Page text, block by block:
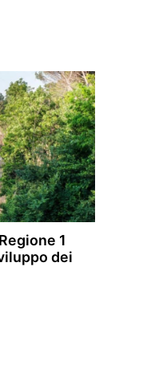
1
dei